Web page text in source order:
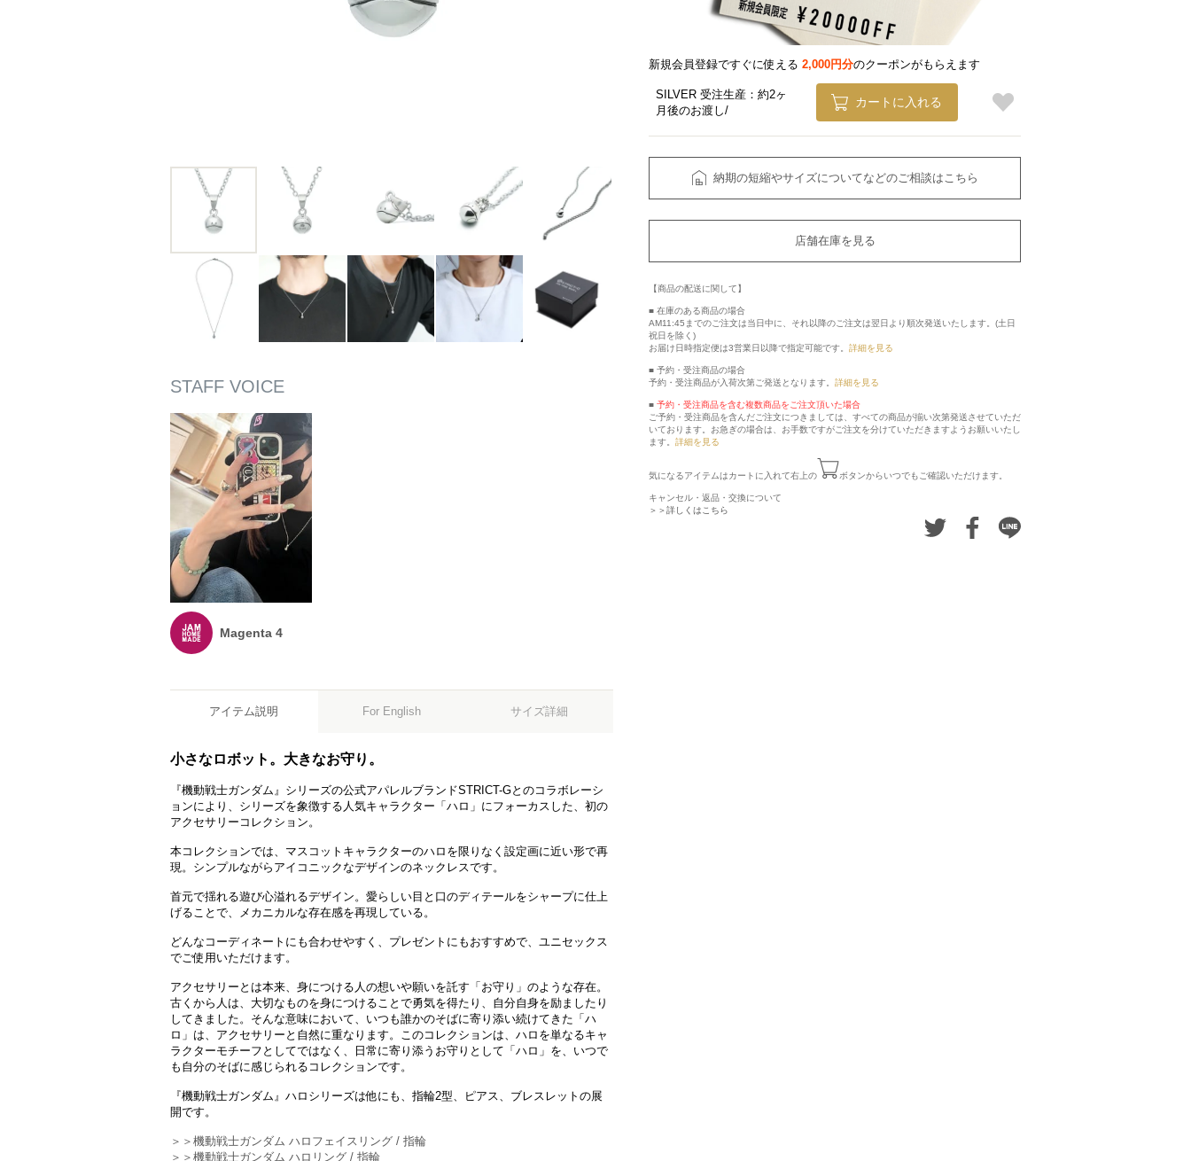
Magenta 4
アイテム説明 For English サイズ詳細
小さなロボット。大きなお守り。
『機動戦士ガンダム』シリーズの公式アパレルブランドSTRICT-Gとのコラボレーシ
ョンにより、シリーズを象徴する人気キャラクター「ハロ」にフォーカスした、初の
アクセサリーコレクション。
本コレクションでは、マスコットキャラクターのハロを限りなく設定画に近い形で再
現。シンプルながらアイコニックなデザインのネックレスです。
首元で揺れる遊び心溢れるデザイン。愛らしい目と口のディテールをシャープに仕上
げることで、メカニカルな存在感を再現している。
どんなコーディネートにも合わせやすく、プレゼントにもおすすめで、ユニセックス
でご使用いただけます。
アクセサリーとは本来、身につける人の想いや願いを託す「お守り」のような存在。
古くから人は、大切なものを身につけることで勇気を得たり、自分自身を励ましたり
してきました。そんな意味において、いつも誰かのそばに寄り添い続けてきた「ハ
ロ」は、アクセサリーと自然に重なります。このコレクションは、ハロを単なるキャ
ラクターモチーフとしてではなく、日常に寄り添うお守りとして「ハロ」を、いつで
も自分のそばに感じられるコレクションです。
『機動戦士ガンダム』ハロシリーズは他にも、指輪2型、ピアス、ブレスレットの展
開です。
＞＞機動戦士ガンダム ハロフェイスリング / 指輪
＞＞機動戦士ガンダム ハロリング / 指輪
新規会員登録ですぐに使える 2,000円分のクーポンがもらえます
SILVER 受注生産：約2ヶ
月後のお渡し
カートに入れる
納期の短縮やサイズについてなどのご相談はこちら
店舗在庫を見る
【商品の配送に関して】
■ 在庫のある商品の場合
AM11:45までのご注文は当日中に、それ以降のご注文は翌日より順次発送いたします。(土日
祝日を除く)
お届け日時指定便は3営業日以降で指定可能です。 詳細を見る
■ 予約・受注商品の場合
予約・受注商品が入荷次第ご発送となります。 詳細を見る
■ 予約・受注商品を含む複数商品をご注文頂いた場合
ご予約・受注商品を含んだご注文につきましては、すべての商品が揃い次第発送させていただ
いております。お急ぎの場合は、お手数ですがご注文を分けていただきますようお願いいたし
ます。 詳細を見る
気になるアイテムはカートに入れて右上の ボタンからいつでもご確認いただけます。
キャンセル・返品・交換について
＞＞詳しくはこちら